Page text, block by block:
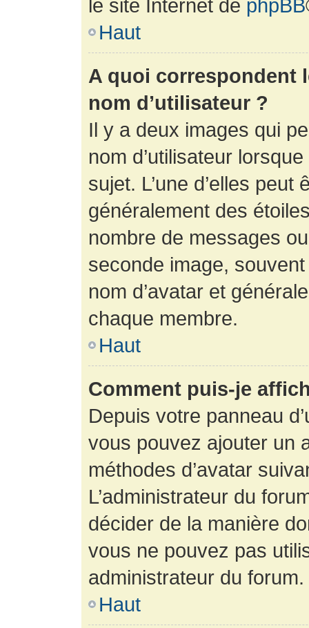
le site Internet de phpBB
Haut
A quoi correspondent
nom d’utilisateur ?
Il y a deux images qui
nom d’utilisateur
sujet. L’une d’elles
généralement des
nombre de messages
seconde image,
nom d’avatar et
chaque membre.
Haut
Comment puis-je
Depuis votre panneau
vous pouvez ajouter un
méthodes d’avatar
L’administrateur du
décider de la manière
vous ne pouvez pas
administrateur du forum.
Haut